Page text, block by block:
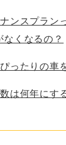
ンスプラン
くなるの？
ったりの車
は何年にす